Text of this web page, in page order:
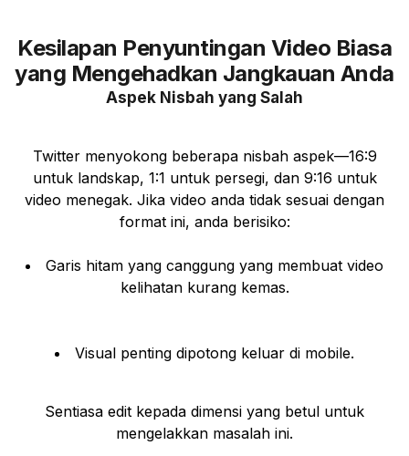
Kesilapan Penyuntingan Video Biasa
yang Mengehadkan Jangkauan Anda
Aspek Nisbah yang Salah
Twitter menyokong beberapa nisbah aspek—16:9
untuk landskap, 1:1 untuk persegi, dan 9:16 untuk
video menegak. Jika video anda tidak sesuai dengan
format ini, anda berisiko:
Garis hitam yang canggung yang membuat video
kelihatan kurang kemas.
Visual penting dipotong keluar di mobile.
Sentiasa edit kepada dimensi yang betul untuk
mengelakkan masalah ini.